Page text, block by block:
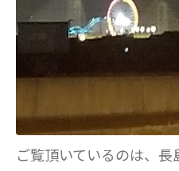
ご覧頂いているのは、